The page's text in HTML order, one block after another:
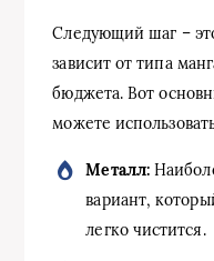
Следующий шаг –
зависит от типа
бюджета. Вот
можете
Металл:
вариант,
легко чистится.